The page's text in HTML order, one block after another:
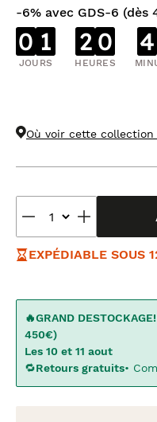
-6% avec GDS-6 (dès
0 1
JOURS
2 0
HEURES
4
Où voir cette collection
EXPÉDIABLE SOUS
🔥GRAND
450€)
Les 10 et 11 aout
🔁Retours gratuits•